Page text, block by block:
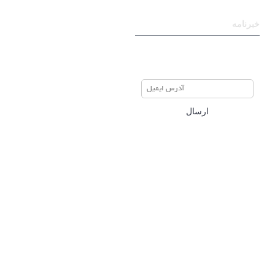
خبرنامه
ارسال